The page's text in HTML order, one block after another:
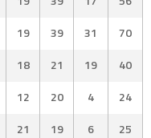
19 39 31
70
18 21 19
40
12 20 4
24
21 19 6
25